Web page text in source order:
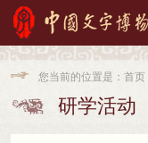
 研学活动
 您当前的位置是： 首页